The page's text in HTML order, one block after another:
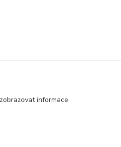
informace